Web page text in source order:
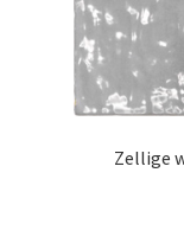
Zellige